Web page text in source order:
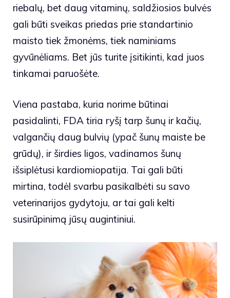
riebalų, bet daug vitaminų, saldžiosios bulvės
gali būti sveikas priedas prie standartinio
maisto tiek žmonėms, tiek naminiams
gyvūnėliams. Bet jūs turite įsitikinti, kad juos
tinkamai paruošėte.
Viena pastaba, kuria norime būtinai
pasidalinti, FDA tiria ryšį tarp šunų ir kačių,
valgančių daug bulvių (ypač šunų maiste be
grūdų), ir širdies ligos, vadinamos šunų
išsiplėtusi kardiomiopatija. Tai gali būti
mirtina, todėl svarbu pasikalbėti su savo
veterinarijos gydytoju, ar tai gali kelti
susirūpinimą jūsų augintiniui.